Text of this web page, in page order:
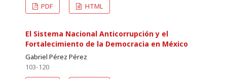
PDF
HTML
El Sistema Nacional Anticorrupción y el
Fortalecimiento de la Democracia en México
Gabriel Pérez Pérez
103-120